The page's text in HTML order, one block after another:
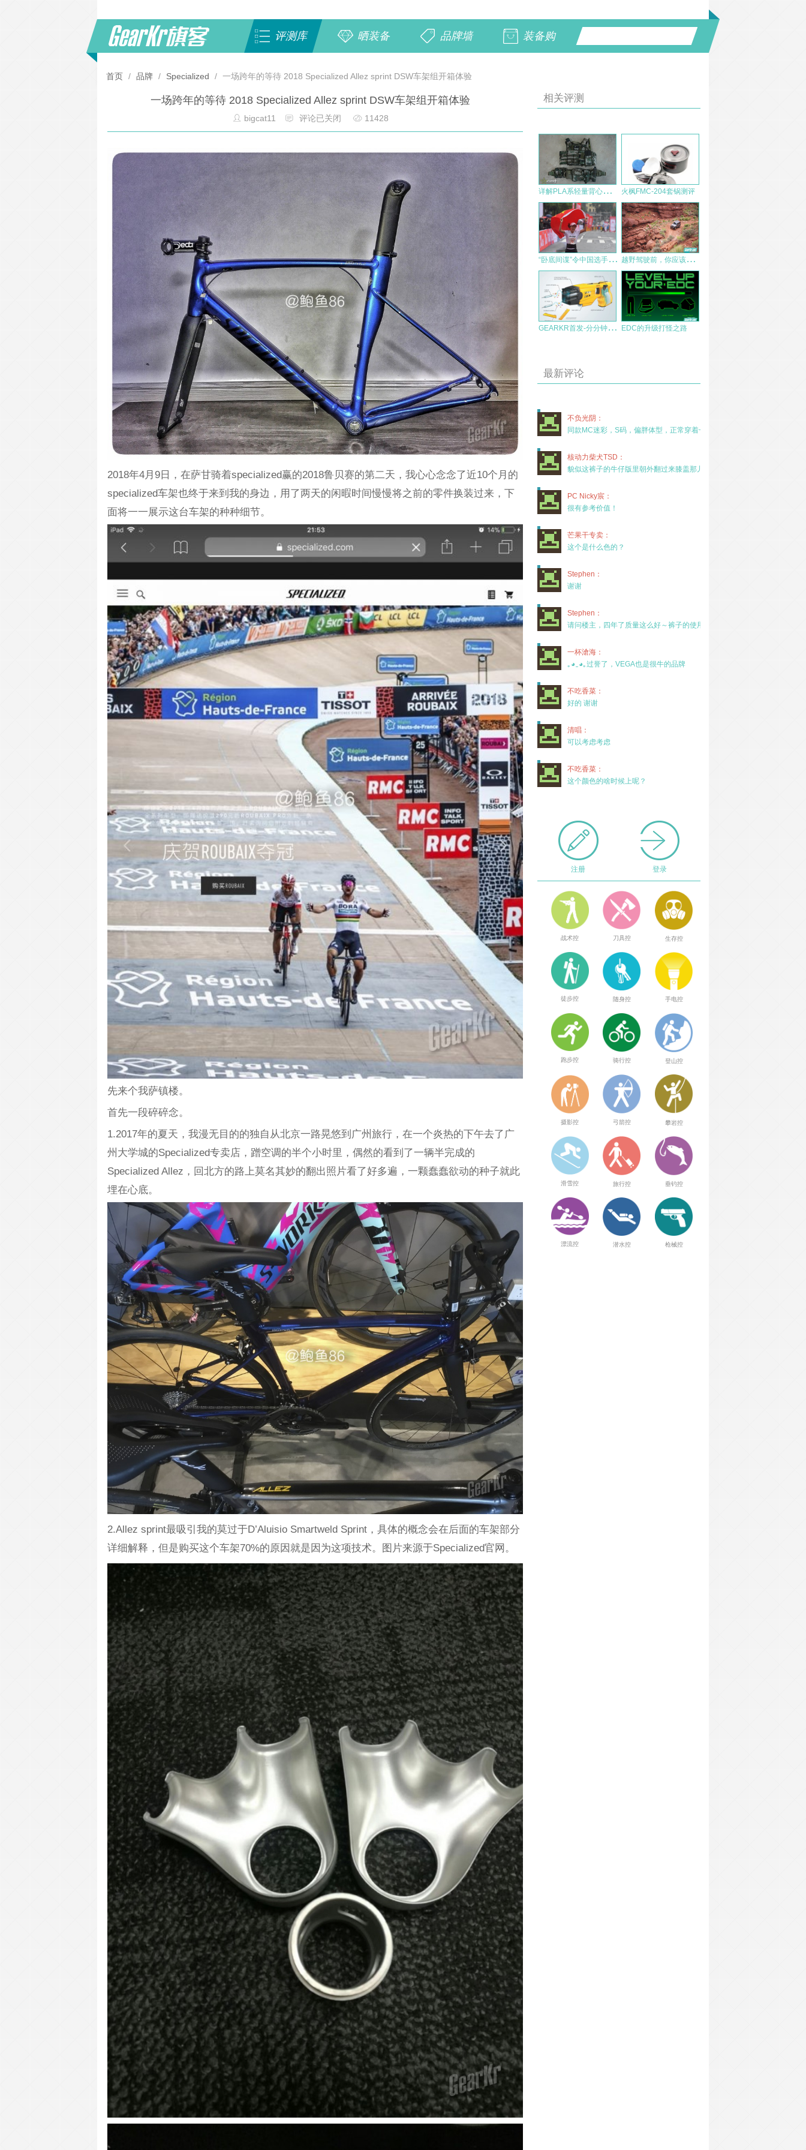
评测库 晒装备 品牌墙 装备购
首页 / 品牌 / Specialized / 一场跨年的等待 2018 Specialized Allez sprint DSW车架组开箱体验
一场跨年的等待 2018 Specialized Allez sprint DSW车架组开箱体验
bigcat11 评论已关闭 11428
2018年4月9日，在萨甘骑着specialized赢的2018鲁贝赛的第二天，我心心念念了近10个月的
specialized车架也终于来到我的身边，用了两天的闲暇时间慢慢将之前的零件换装过来，下
面将一一展示这台车架的种种细节。
先来个我萨镇楼。
首先一段碎碎念。
1.2017年的夏天，我漫无目的的独自从北京一路晃悠到广州旅行，在一个炎热的下午去了广
州大学城的Specialized专卖店，蹭空调的半个小时里，偶然的看到了一辆半完成的
Specialized Allez，回北方的路上莫名其妙的翻出照片看了好多遍，一颗蠢蠢欲动的种子就此
埋在心底。
2.Allez sprint最吸引我的莫过于D’Aluisio Smartweld Sprint，具体的概念会在后面的车架部分
详细解释，但是购买这个车架70%的原因就是因为这项技术。图片来源于Specialized官网。
相关评测
详
解PLA系轻量背心终极搭配 火枫FMC-204套锅测评
“
卧底间谍”令中国选手折戟冠军，不得不说的太湖马拉松赛 越
野驾驶前，你应该知道的事
G
EARKR首发-分分钟教你做人的“泰瑟”TASER X26C EDC的升级打怪之路
最新评论
不负光阴：
同款MC迷彩，S码，偏胖体型，正常穿着一年半，没
核动力柴犬TSD：
貌似这裤子的牛仔版里朝外翻过来膝盖那儿有放护膝的
PC Nicky宸：
很有参考价值！
芒果干专卖：
这个是什么色的？
Stephen：
谢谢
Stephen：
请问楼主，四年了质量这么好～裤子的使用率高吗？
一杯滄海：
｡◕‿◕｡过誉了，VEGA也是很牛的品牌
不吃香菜：
好的 谢谢
清唱：
可以考虑考虑
不吃香菜：
这个颜色的啥时候上呢？
注册 登录
战术控 刀具控 生存控
徒步控 随身控 手电控
跑步控 骑行控 登山控
摄影控 弓箭控 攀岩控
滑雪控 旅行控 垂钓控
漂流控 潜水控 枪械控